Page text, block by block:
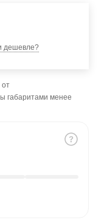
дешевле?
от
габаритами менее